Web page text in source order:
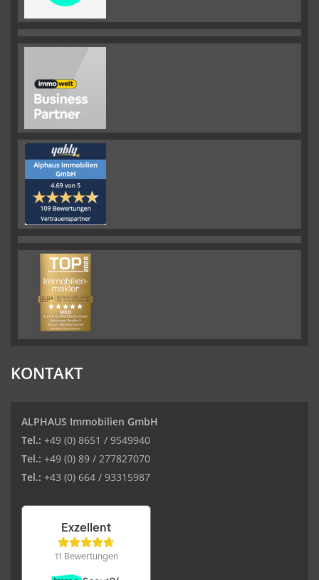
KONTAKT
ALPHAUS Immobilien GmbH
Tel.: +49 (0) 8651 / 9549940
Tel.: +49 (0) 89 / 277827070
Tel.: +43 (0) 664 / 93315987